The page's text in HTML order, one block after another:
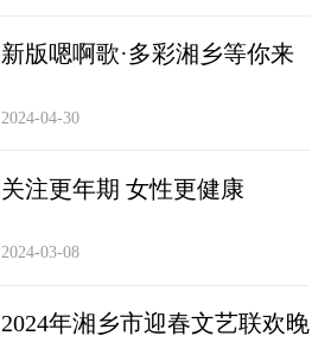
新版嗯啊歌·多彩湘乡等你来
2024-04-30
关注更年期 女性更健康
2024-03-08
2024年湘乡市迎春文艺联欢晚